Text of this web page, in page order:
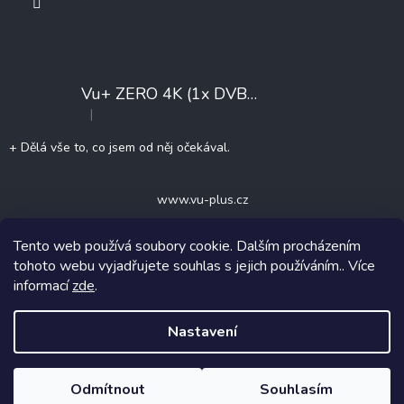
Tento web používá soubory cookie. Dalším procházením
tohoto webu vyjadřujete souhlas s jejich používáním.. Více
informacízde.
Nastavení
Odmítnout Souhlasím
Vu+ ZERO 4K (1x DVB-T2/C)
Hodnocení produktu je 5 z 5 hvězdiček.
|
+ Dělá vše to, co jsem od něj očekával.
www.vu-plus.cz
Copyright 2026TVdigitalne.cz. Všechna práva vyhrazena.